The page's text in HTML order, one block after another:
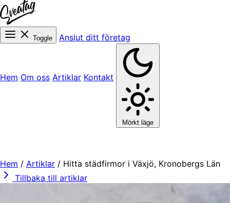
Toggle Anslut ditt företag
Hem Om oss Artiklar Kontakt
Mörkt läge
Hem / Artiklar / Hitta städfirmor i Växjö, Kronobergs Län
Tillbaka till artiklar